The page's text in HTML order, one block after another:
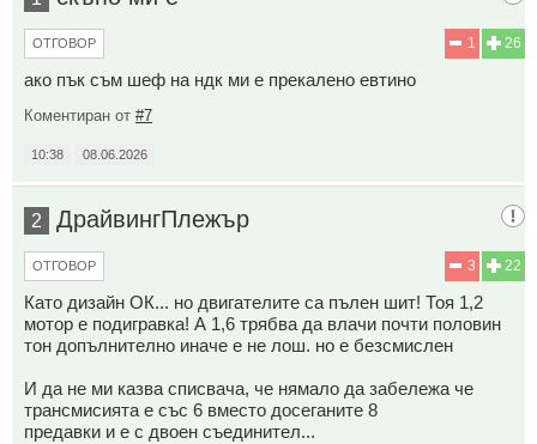
26
1
ОТГОВОР
ако пък съм шеф на ндк ми е прекалено евтино
Коментиран от #7
10:38 08.06.2026
2 ДрайвингПлежър
22
3
ОТГОВОР
Като дизайн ОК... но двигателите са пълен шит! Тоя 1,2
мотор е подигравка! А 1,6 трябва да влачи почти половин
тон допълнително иначе е не лош. но е безсмислен
И да не ми казва списвача, че нямало да забележа че
трансмисията е със 6 вместо досеганите 8
предавки и е с двоен съединител...